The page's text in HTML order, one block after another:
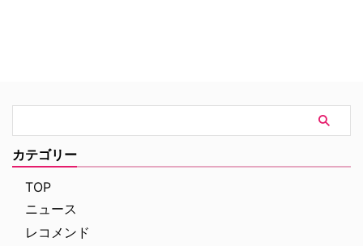
カテゴリー
TOP
ニュース
レコメンド